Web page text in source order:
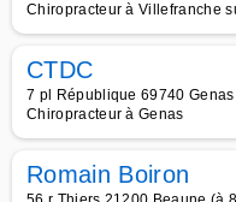
Chiropracteur à Villefranche
CTDC
7 pl République 69740
Chiropracteur à Genas
Romain Boiron